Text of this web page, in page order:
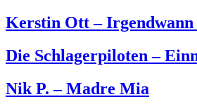
Kerstin Ott –
Die Schlagerpiloten –
Nik P. – Madre Mia